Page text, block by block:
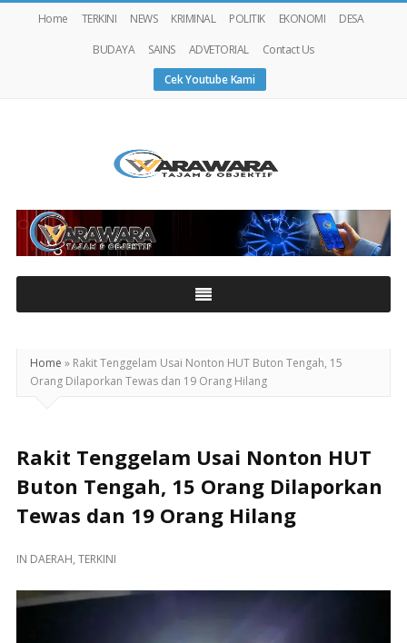
Home TERKINI NEWS KRIMINAL POLITIK EKONOMI
DESA
BUDAYA
SAINS ADVETORIAL
Contact Us
Cek Youtube Kami
Home » Rakit Tenggelam Usai Nonton HUT Buton Tengah, 15
Orang Dilaporkan Tewas dan 19 Orang Hilang
Rakit Tenggelam Usai Nonton HUT
Buton Tengah, 15 Orang Dilaporkan
Tewas dan 19 Orang Hilang
IN DAERAH, TERKINI